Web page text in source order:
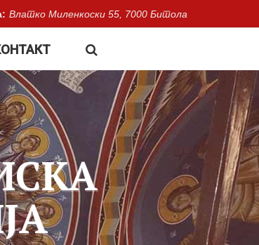
Влатко Миленкоски 55, 7000 Битола